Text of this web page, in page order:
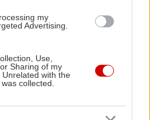
my
Advertising.
Use,
Sharing of my
with the
collected.
Χανιά (Κεφαλάς
Κτίριο Δημοτικού
– Τεχνόπολη
- Seven Festival